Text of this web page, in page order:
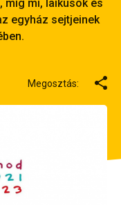
míg mi, laikusok és
egyház sejtjeinek
Megosztás: